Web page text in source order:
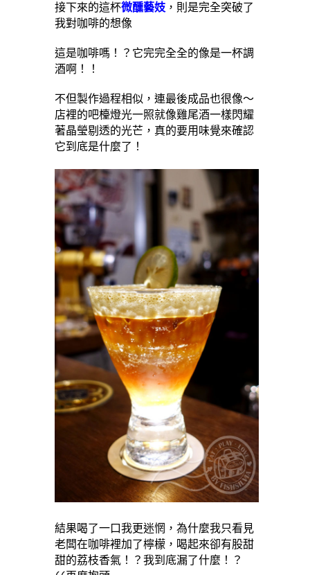
接下來的這杯微醺藝妓 ，則是完全突破了
我對咖啡的想像
這是咖啡嗎！？它完完全全的像是一杯調
酒啊！！
不但製作過程相似，連最後成品也很像～
店裡的吧檯燈光一照就像雞尾酒一樣閃耀
著晶瑩剔透的光芒，真的要用味覺來確認
它到底是什麼了！
結果喝了一口我更迷惘，為什麼我只看見
老闆在咖啡裡加了檸檬，喝起來卻有股甜
甜的荔枝香氣！？我到底漏了什麼！？